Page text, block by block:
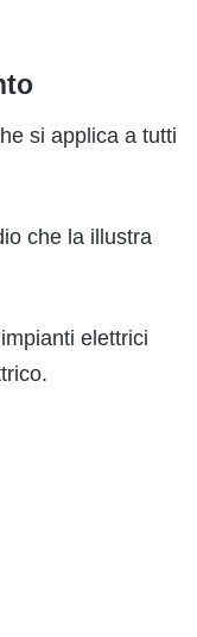
si applica a tutti
che la illustra
elettrici